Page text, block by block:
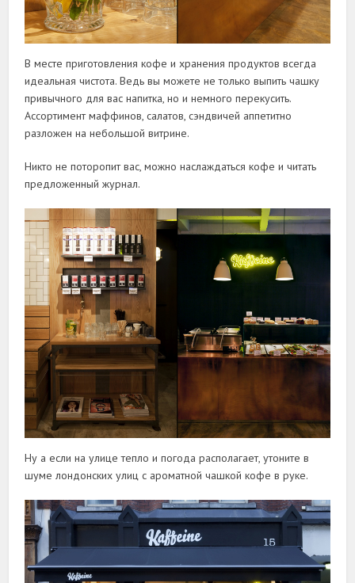
В месте приготовления кофе и хранения продуктов всегда
идеальная чистота. Ведь вы можете не только выпить чашку
привычного для вас напитка, но и немного перекусить.
Ассортимент маффинов, салатов, сэндвичей аппетитно
разложен на небольшой витрине.
Никто не поторопит вас, можно наслаждаться кофе и читать
предложенный журнал.
Ну а если на улице тепло и погода располагает, утоните в
шуме лондонских улиц с ароматной чашкой кофе в руке.